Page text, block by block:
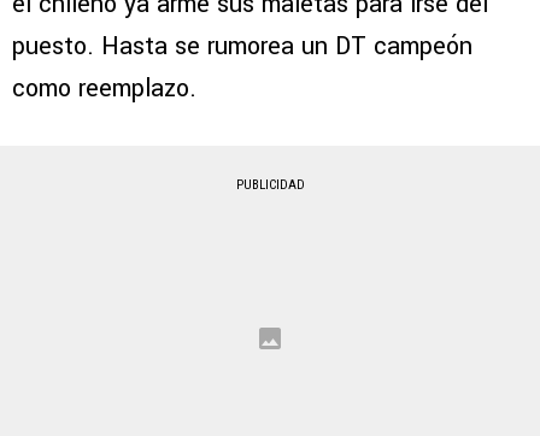
puesto. Hasta se rumorea un DT campeón
como reemplazo.
PUBLICIDAD